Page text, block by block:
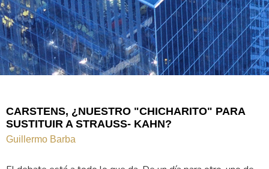
CARSTENS, ¿NUESTRO "CHICHARITO" PARA
SUSTITUIR A STRAUSS- KAHN?
Guillermo Barba